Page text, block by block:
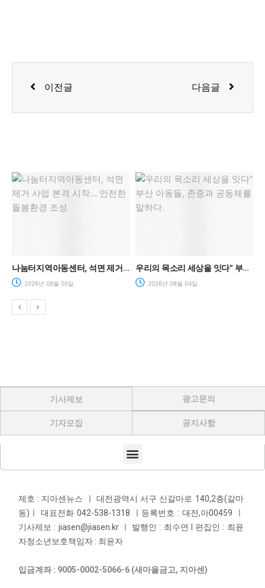
이전글 다음글
나눔터지역아동센터, 석면 제거 사업 본격 시작… 안전한 돌봄환경 조성
2026년 08월 05일
우리의 목소리 세상을 잇다” 부산 아동들, 존중과 공동체를 말하다.
2026년 08월 04일
기사제보 광고문의
기자모집 공지사항
제호 : 지아센뉴스 ㅣ 대전광역시 서구 신갈마로 140,2층(갈마
동)ㅣ 대표전화 042-538-1318 ㅣ등록번호 : 대전,아00459 ㅣ
기사제보 : jiasen@jiasen.kr ㅣ 발행인 : 최수연 l 편집인 : 최윤
자청소년보호책임자 : 최윤자
입금계좌 : 9005-0002-5066-6 (새마을금고, 지아센)